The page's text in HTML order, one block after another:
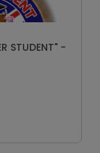
STUDENT" -